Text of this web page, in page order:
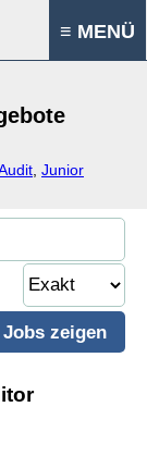
≡ MENÜ
Junior